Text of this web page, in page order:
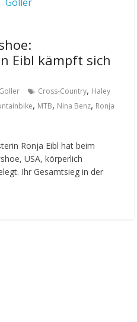
Eibl kämpft sich
Cross-Country, Haley
, MTB, Nina Benz, Ronja
Ronja Eibl hat beim
USA, körperlich
Ihr Gesamtsieg in der